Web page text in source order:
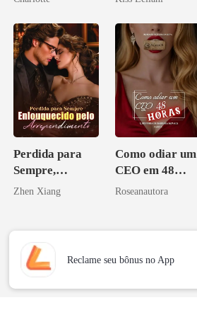
maligno
Perdida para
Sempre,
Enlouquecido
o
Zhen Xiang
Como odiar um
CEO em 48
horas
Roseanautora
Reclame seu bônus no App